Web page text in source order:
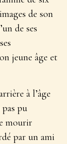
de son
de ses
jeune âge et
à l’âge
pas pu
mourir
par un ami